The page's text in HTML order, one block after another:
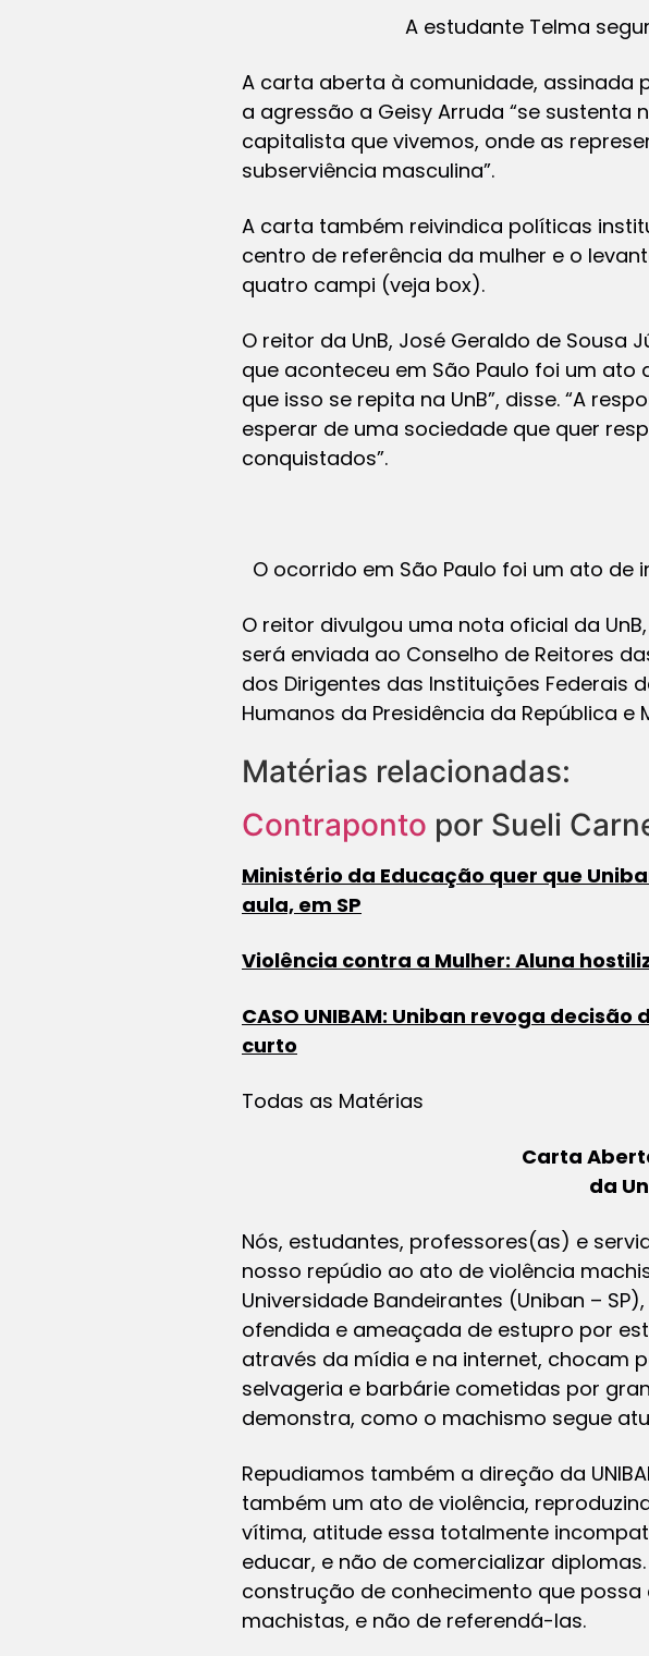
A estudante Telma
A carta aberta à comunidade, assinada
a agressão a Geisy Arruda “se
capitalista que vivemos, onde as
subserviência masculina”.
A carta também reivindica políticas
centro de referência da mulher e o
quatro campi (veja box).
O reitor da UnB, José Geraldo de Sousa
que aconteceu em São Paulo foi um
que isso se repita na UnB”, disse. “A
esperar de uma sociedade que quer
conquistados”.
O ocorrido em São Paulo foi um ato
O reitor divulgou uma nota oficial da
será enviada ao Conselho de Reitores
dos Dirigentes das Instituições Federais
Humanos da Presidência da República e
Matérias relacionadas:
Contraponto por Sueli
Ministério da Educação quer que
aula, em SP
Violência contra a Mulher: Aluna
CASO UNIBAM: Uniban revoga
curto
Todas as Matérias
Carta
da
Nós, estudantes, professores(as) e
nosso repúdio ao ato de violência
Universidade Bandeirantes (Uniban –
ofendida e ameaçada de estupro por
através da mídia e na internet, chocam
selvageria e barbárie cometidas por
demonstra, como o machismo segue
Repudiamos também a direção da
também um ato de violência,
vítima, atitude essa totalmente
educar, e não de comercializar
construção de conhecimento que
machistas, e não de referendá-las.